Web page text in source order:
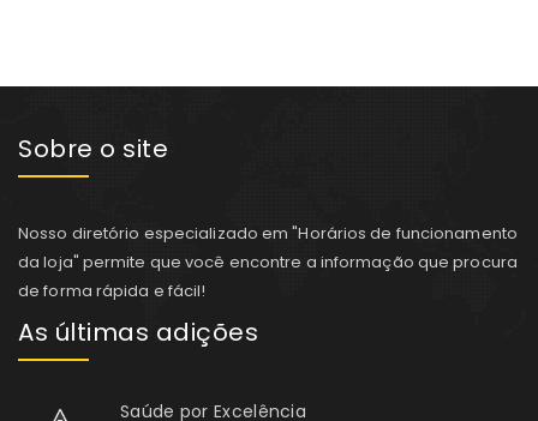
Sobre o site
Nosso diretório especializado em "Horários de funcionamento
da loja" permite que você encontre a informação que procura
de forma rápida e fácil!
As últimas adições
Saúde por Excelência